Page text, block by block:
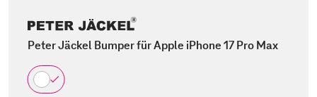
Peter Jäckel Bumper für Apple iPhone 17 Pro Max